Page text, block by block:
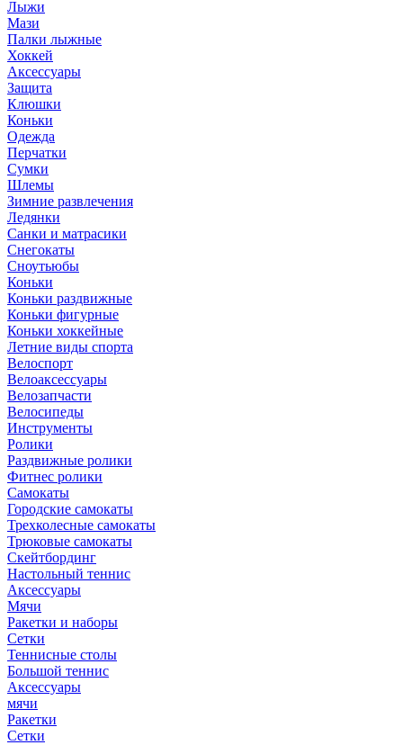
Лыжи
Мази
Палки лыжные
Хоккей
Аксессуары
Защита
Клюшки
Коньки
Одежда
Перчатки
Сумки
Шлемы
Зимние развлечения
Ледянки
Санки и матрасики
Снегокаты
Сноутьюбы
Коньки
Коньки раздвижные
Коньки фигурные
Коньки хоккейные
Летние виды спорта
Велоспорт
Велоаксессуары
Велозапчасти
Велосипеды
Инструменты
Ролики
Раздвижные ролики
Фитнес ролики
Самокаты
Городские самокаты
Трехколесные самокаты
Трюковые самокаты
Скейтбординг
Настольный теннис
Аксессуары
Мячи
Ракетки и наборы
Сетки
Теннисные столы
Большой теннис
Аксессуары
мячи
Ракетки
Сетки